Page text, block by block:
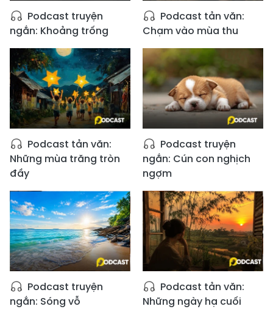
Podcast truyện
ngắn: Khoảng trống
Podcast tản văn:
Chạm vào mùa thu
Podcast tản văn:
Những mùa trăng tròn
đầy
Podcast truyện
ngắn: Cún con nghịch
ngợm
Podcast truyện
ngắn: Sóng vỗ
Podcast tản văn:
Những ngày hạ cuối